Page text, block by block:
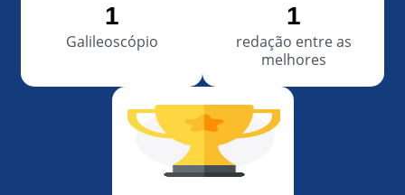
1
Galileoscópio
1
redação entre as
melhores